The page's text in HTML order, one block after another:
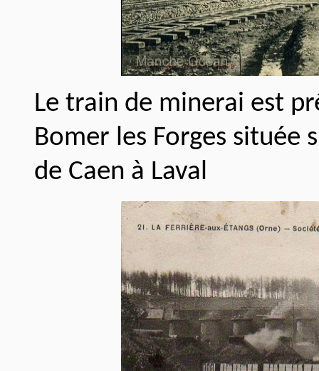
Le train de minerai est
Bomer les Forges située
de Caen à Laval